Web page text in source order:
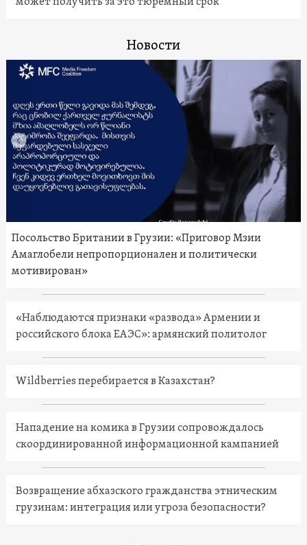
Новости
Посольство Британии в Грузии: «Приговор Мзии
Амаглобели непропорционален и политически
мотивирован»
«Наблюдаются признаки «развода» Армении и
российского блока ЕАЭС»: армянский политолог
Wildberries перебирается в Казахстан?
Нападение на комика в Грузии сопровождалось
скоординированной информационной кампанией
Возвращение абхазского гражданства этническим
грузинам: интеграция или угроза безопасности?